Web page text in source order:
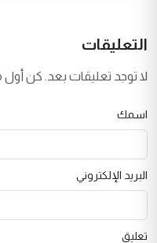
التعليقات
لا توجد تعليقات بعد. كن
اسمك
البريد الإلكتروني
تعليق